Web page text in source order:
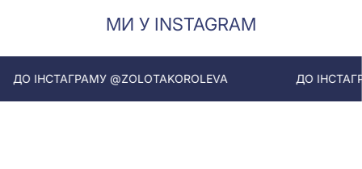
МИ У INSTAGRAM
@ZOLOTAKOROLEVA ДО ІНСТАГРАМУ